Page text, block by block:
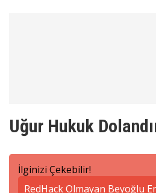
Uğur Hukuk
İlginizi Çekebilir!
RedHack Olmayan Beyoğlu